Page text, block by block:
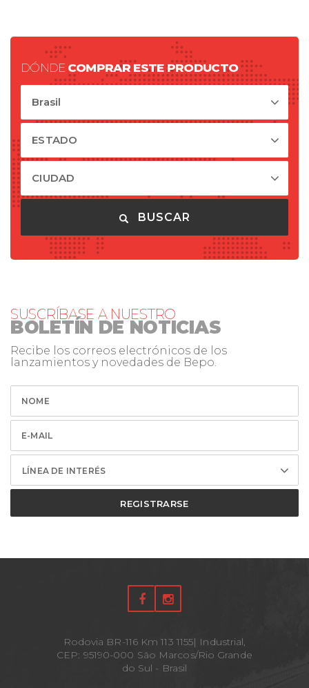
DÓNDE COMPRAR ESTE PRODUCTO
Brasil
ESTADO
CIUDAD
BUSCAR
SUSCRÍBASE A NUESTRO
BOLETÍN DE NOTICIAS
Recibe los correos electrónicos de los
lanzamientos y novedades de Bepo.
LÍNEA DE INTERÉS
REGISTRARSE
Rodovia BR-116 Km 113 1155| Industrial,
CEP: 95190-000 São Marcos/Rio Grande
do Sul - Brasil